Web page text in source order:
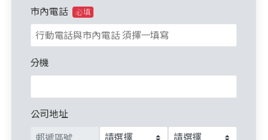
市內電話 必填
分機
公司地址